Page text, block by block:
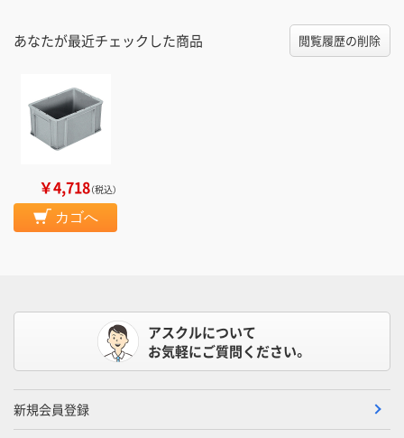
あなたが最近チェックした商品 閲覧履歴の削除
￥4,718（税込）
カゴへ
アスクルについて
お気軽にご質問ください。
新規会員登録